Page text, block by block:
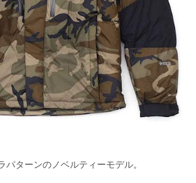
パターンのノベルティーモデル。